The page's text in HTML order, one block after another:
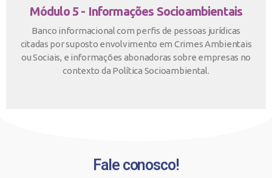
Módulo 5 - Informações Socioambientais
Banco informacional com perfis de pessoas jurídicas
citadas por suposto envolvimento em Crimes Ambientais
ou Sociais, e informações abonadoras sobre empresas no
contexto da Política Socioambiental.
Fale conosco!